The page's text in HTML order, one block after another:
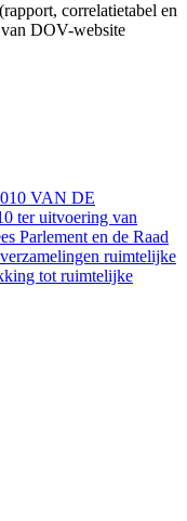
correlatietabel en
van DOV-website
VAN DE
ter uitvoering van
Parlement en de Raad
ruimtelijke
tot ruimtelijke